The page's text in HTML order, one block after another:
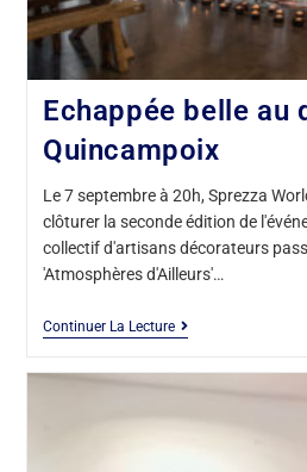
Echappée belle au
Quincampoix
Le 7 septembre à 20h, Sprezza
clôturer la seconde édition de
collectif d'artisans décorateurs
'Atmosphères d'Ailleurs'…
Continuer La Lecture